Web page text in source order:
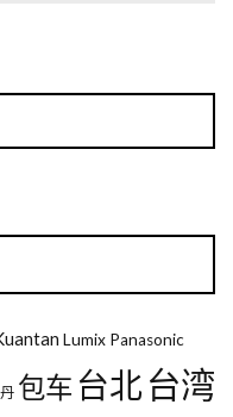
Lumix Panasonic
包车 台北 台湾